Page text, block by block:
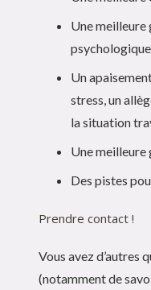
Une meilleure
Un
stress, un
la situation
Une
Des pistes
Prendre contact !
Vous avez d’autres
(notamment de